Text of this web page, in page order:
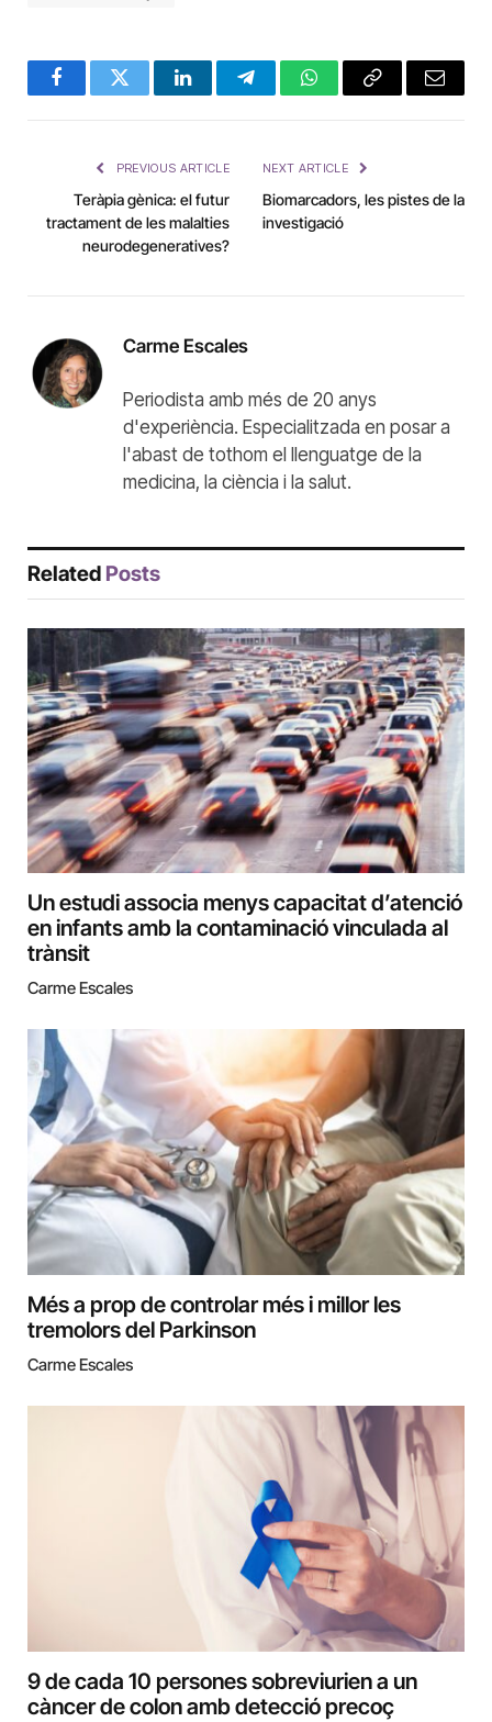
FacebookTwitter LinkedInTelegramWhatsAppCopy
Email
PREVIOUS ARTICLE
Teràpia gènica: el futur
tractament de les malalties
neurodegeneratives?
NEXT ARTICLE
Biomarcadors, les pistes de la
investigació
Carme Escales
Periodista amb més de 20 anys
d'experiència. Especialitzada en posar a
l'abast de tothom el llenguatge de la
medicina, la ciència i la salut.
Related Posts
Un estudi associa menys capacitat d’atenció
en infants amb la contaminació vinculada al
trànsit
Carme Escales
Més a prop de controlar més i millor les
tremolors del Parkinson
Carme Escales
9 de cada 10 persones sobreviurien a un
càncer de colon amb detecció precoç